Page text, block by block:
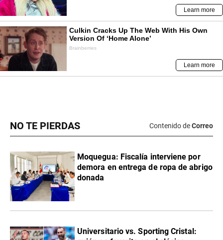
NO TE PIERDAS Contenido deCorreo
Moquegua: Fiscalía interviene por
demora en entrega de ropa de abrigo
donada
Universitario vs. Sporting Cristal: